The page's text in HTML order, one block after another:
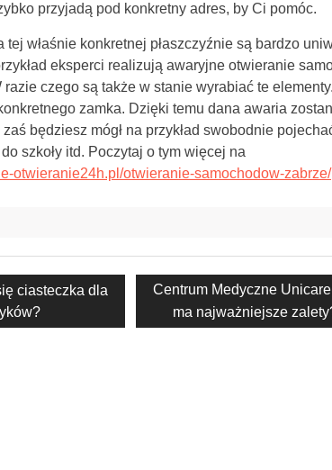
przyjadą pod konkretny adres, by Ci pomóc.
tej właśnie konkretnej płaszczyźnie są bardzo
eksperci realizują awaryjne otwieranie
czego są także w stanie wyrabiać te
zamka. Dzięki temu dana awaria
będziesz mógł na przykład swobodnie
szkoły itd. Poczytaj o tym więcej na
otwieranie24h.pl/otwieranie-samochodow-zabrze/
ciasteczka dla
Next
post:
Centrum Medyczne
ma najważniejsze